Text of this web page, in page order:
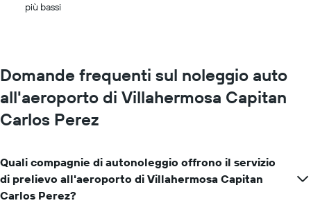
più bassi
Domande frequenti sul noleggio auto
all'aeroporto di Villahermosa Capitan
Carlos Perez
Quali compagnie di autonoleggio offrono il servizio
di prelievo all'aeroporto di Villahermosa Capitan
Carlos Perez?